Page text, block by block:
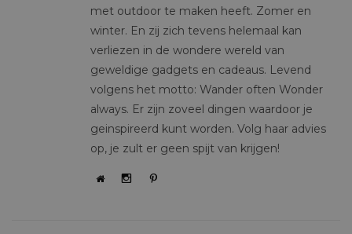
met outdoor te maken heeft. Zomer en
winter. En zij zich tevens helemaal kan
verliezen in de wondere wereld van
geweldige gadgets en cadeaus. Levend
volgens het motto: Wander often Wonder
always. Er zijn zoveel dingen waardoor je
geinspireerd kunt worden. Volg haar advies
op, je zult er geen spijt van krijgen!